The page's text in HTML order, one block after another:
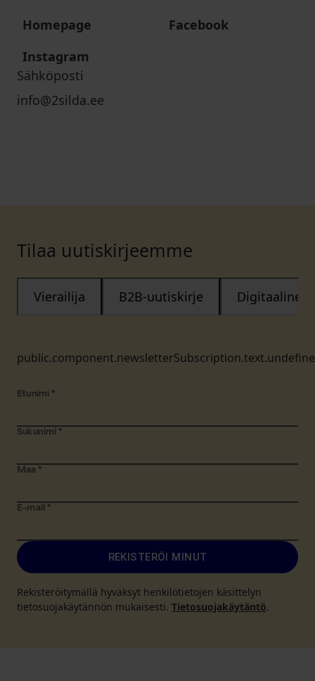
Homepage
Facebook
Instagram
Sähköposti
info@2silda.ee
Tilaa uutiskirjeemme
Vierailija B2B-uutiskirje Digitaalinen
Etunimi *
Sukunimi *
Maa *
E-mail *
REKISTERÖI MINUT
Rekisteröitymällä hyväksyt henkilötietojen käsittelyn
tietosuojakäytännön mukaisesti. Tietosuojakäytäntö.